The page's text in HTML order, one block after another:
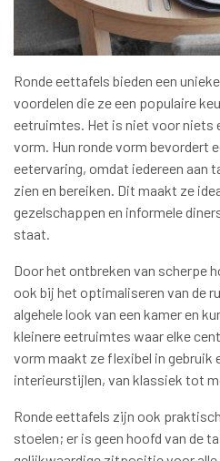
Ronde eettafels bieden een
voordelen die ze een populaire
eetruimtes. Het is niet voor niets
vorm. Hun ronde vorm bevordert
eetervaring, omdat iedereen aan
zien en bereiken. Dit maakt ze
gezelschappen en informele
staat.
Door het ontbreken van scherpe
ook bij het optimaliseren van de
algehele look van een kamer en
kleinere eetruimtes waar elke
vorm maakt ze flexibel in gebruik
interieurstijlen, van klassiek tot
Ronde eettafels zijn ook
stoelen; er is geen hoofd van de